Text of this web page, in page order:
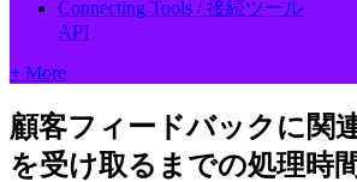
Connecting Tools / 接続ツール
API
+ More
顧客フィードバックに関
を受け取るまでの処理時